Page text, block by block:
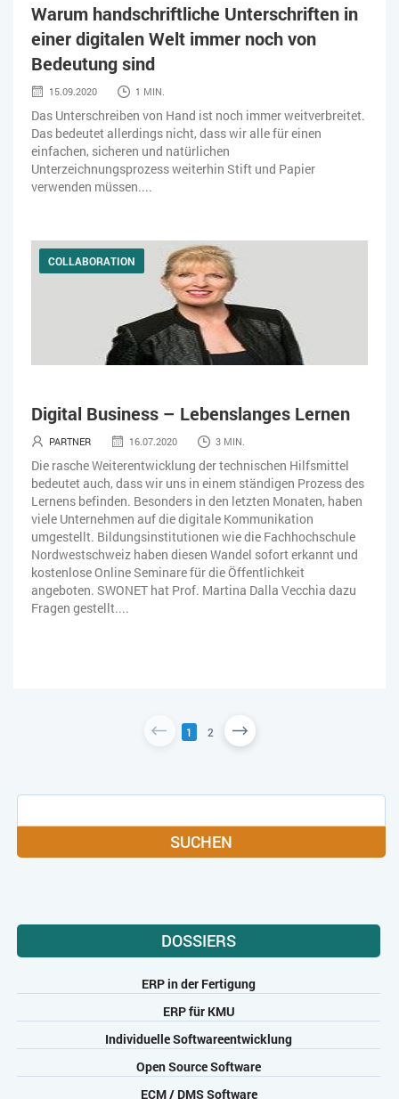
Warum handschriftliche Unterschriften in
einer digitalen Welt immer noch von
Bedeutung sind
15.09.2020 1 MIN.
Das Unterschreiben von Hand ist noch immer weitverbreitet.
Das bedeutet allerdings nicht, dass wir alle für einen
einfachen, sicheren und natürlichen
Unterzeichnungsprozess weiterhin Stift und Papier
verwenden müssen....
COLLABORATION
Digital Business – Lebenslanges Lernen
PARTNER 16.07.2020 3 MIN.
Die rasche Weiterentwicklung der technischen Hilfsmittel
bedeutet auch, dass wir uns in einem ständigen Prozess des
Lernens befinden. Besonders in den letzten Monaten, haben
viele Unternehmen auf die digitale Kommunikation
umgestellt. Bildungsinstitutionen wie die Fachhochschule
Nordwestschweiz haben diesen Wandel sofort erkannt und
kostenlose Online Seminare für die Öffentlichkeit
angeboten. SWONET hat Prof. Martina Dalla Vecchia dazu
Fragen gestellt....
1 2
SUCHEN
DOSSIERS
ERP in der Fertigung
ERP für KMU
Individuelle Softwareentwicklung
Open Source Software
ECM / DMS Software